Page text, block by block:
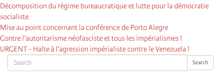
Search Search
Décomposition du régime bureaucratique et lutte pour la démocratie
socialiste
Mise au point concernant la conférence de Porto Alegre
Contre l’autoritarisme néofasciste et tous les impérialismes !
URGENT - Halte à l’agression impérialiste contre le Venezuela !